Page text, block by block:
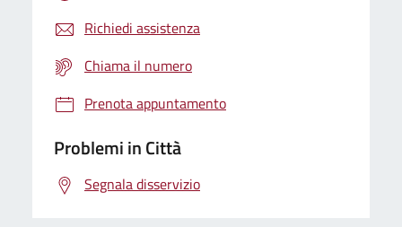
Richiedi assistenza
Chiama il numero
Prenota appuntamento
Problemi in Città
Segnala disservizio